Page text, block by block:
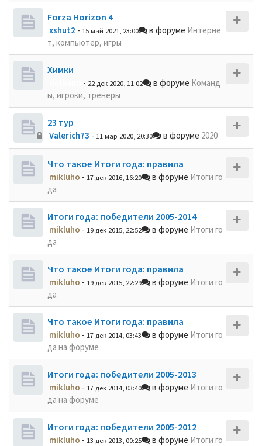
Forza Horizon 4
xshut2 - 15 май 2021, 23:00 в форуме Интерне
т, компьютер, игры
Химки
- 22 дек 2020, 11:02 в форуме Команд
ы, игроки, тренеры
23 тур
Valerich73 - 11 мар 2020, 20:30 в форуме 2020
Что такое Итоги года: правила
mikluho - 17 дек 2016, 16:20 в форуме Итоги го
да
Итоги года: победители 2005-2014
mikluho - 19 дек 2015, 22:52 в форуме Итоги го
да
Что такое Итоги года: правила
mikluho - 19 дек 2015, 22:29 в форуме Итоги го
да
Что такое Итоги года: правила
mikluho - 17 дек 2014, 03:43 в форуме Итоги го
да на форуме
Итоги года: победители 2005-2013
mikluho - 17 дек 2014, 03:40 в форуме Итоги го
да на форуме
Итоги года: победители 2005-2012
mikluho - 13 дек 2013, 00:25 в форуме Итоги го